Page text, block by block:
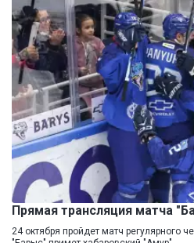
Прямая трансляция матча
24 октября пройдет матч регулярного